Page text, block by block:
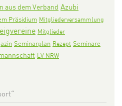
aus dem Verband Azubi
Präsidium Mitgliederversammlung
Mitglieder
Seminarplan Rezept Seminare
LV NRW